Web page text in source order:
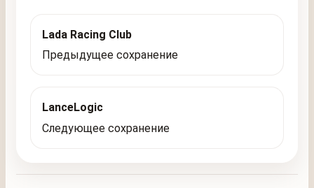
Lada Racing Club
Предыдущее сохранение
LanceLogic
Следующее сохранение